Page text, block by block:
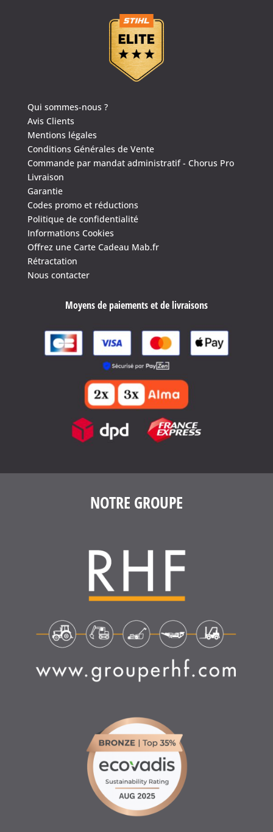
4.6/5 (1639 avis)
Qui sommes-nous ?
Avis Clients
Mentions légales
Conditions Générales de Vente
Commande par mandat administratif - Chorus Pro
Livraison
Garantie
Codes promo et réductions
Politique de confidentialité
Informations Cookies
Offrez une Carte Cadeau Mab.fr
Rétractation
Nous contacter
Moyens de paiements et de livraisons
NOTRE GROUPE